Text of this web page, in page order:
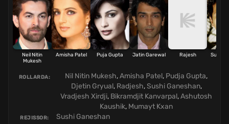
Neil Nitin
Mukesh
Amisha Patel Puja Gupta Jatin Garewal Rajesh Susi
ROLLARDA: Nil Nitin Mukesh,Amisha Patel, Pudja Gupta,
Djetin Gryual, Radjesh,Sushi Ganeshan,
Vradjesh Xirdji, Bikramdjit Kanvarpal,Ashutosh
Kaushik, Mumayt Kxan
REJISSOR: Sushi Ganeshan